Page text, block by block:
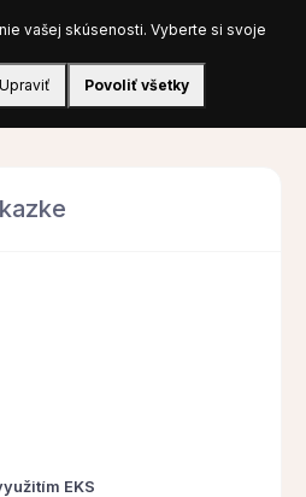
Prihlásiť sa
EKS
vašej skúsenosti. Vyberte si svoje
Upraviť Povoliť všetky